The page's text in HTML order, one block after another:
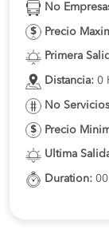
No
Precio
Primera
Distancia: 0
No
Precio
Ultima
Duration: 00